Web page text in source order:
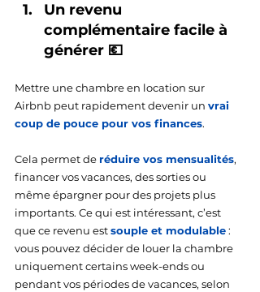
Un revenu
complémentaire facile à
générer 💶
Mettre une chambre en location sur
Airbnb peut rapidement devenir un vrai
coup de pouce pour vos finances.
Cela permet de réduire vos mensualités,
financer vos vacances, des sorties ou
même épargner pour des projets plus
importants. Ce qui est intéressant, c’est
que ce revenu est souple et modulable :
vous pouvez décider de louer la chambre
uniquement certains week-ends ou
pendant vos périodes de vacances, selon